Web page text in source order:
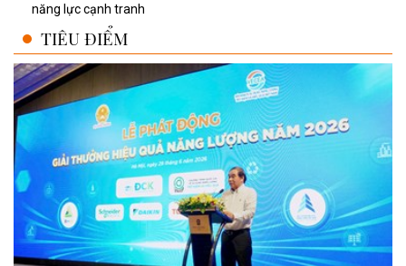
năng lực cạnh tranh
TIÊU ĐIỂM